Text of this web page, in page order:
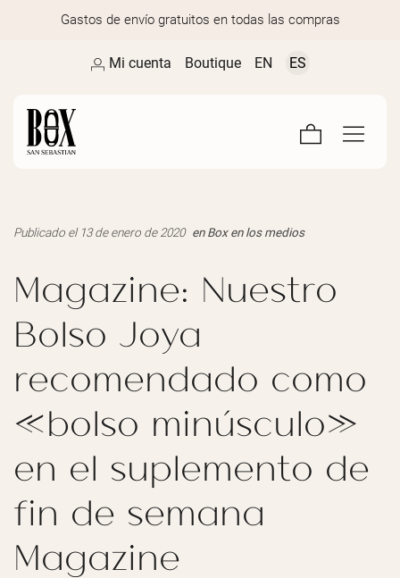
Gastos de envío gratuitos en todas las compras
Mi cuenta Boutique EN ES
Publicado el 13 de enero de 2020 enBox en los medios
Magazine: Nuestro
Bolso Joya
recomendado como
«bolso minúsculo»
en el suplemento de
fin de semana
Magazine